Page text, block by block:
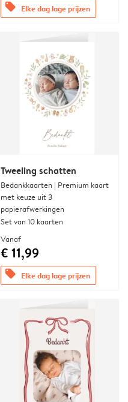
offers Elke dag lage prijzen
Tweeling schatten
Bedankkaarten | Premium kaart
met keuze uit 3
papierafwerkingen
Set van 10 kaarten
Vanaf
€ 11,99
offers Elke dag lage prijzen